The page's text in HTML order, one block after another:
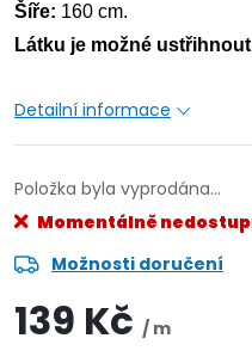
Šíře: 160 cm.
Látku je možné
Detailní informace
Položka byla vyprodána…
Momentálně
Možnosti doručení
139 Kč / m